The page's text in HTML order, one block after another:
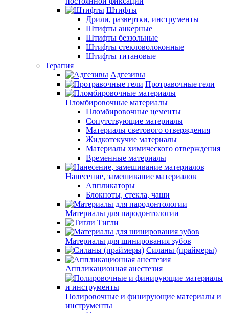
Штифты
Дрили, развертки, инструменты
Штифты анкерные
Штифты беззольные
Штифты стекловолоконные
Штифты титановые
Терапия
Адгезивы
Протравочные гели
Пломбировочные материалы
Пломбировочные цементы
Сопутствующие материалы
Материалы светового отверждения
Жидкотекучие материалы
Материалы химического отверждения
Временные материалы
Нанесение, замешивание материалов
Аппликаторы
Блокноты, стекла, чаши
Материалы для пародонтологии
Тигли
Материалы для шинирования зубов
Силаны (праймеры)
Аппликационная анестезия
Полировочные и финирующие материалы и
инструменты